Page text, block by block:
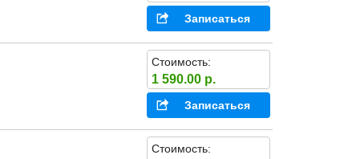
Записаться
Стоимость:
1 590.00 р.
Записаться
Стоимость: